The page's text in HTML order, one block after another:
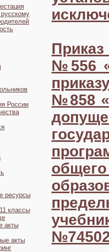
России
ресурсы
классы
акты
акты
№556
№858